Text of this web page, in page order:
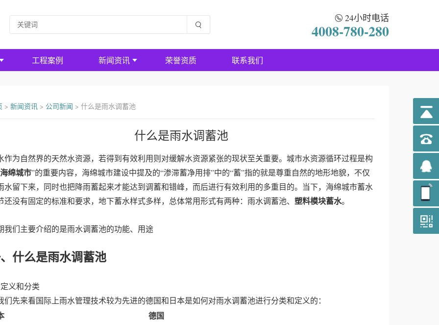
24小时电话
4008-780-280
工程案例 新闻资讯 荣誉资质 联系我们
> 新闻资讯> 公司新闻 > 什么是雨水调蓄池
什么是雨水调蓄池
作为自然界的天然水资源，若得到有效利用则对缓解水资源紧张的现状至关重要。城市水资源循环过程是构
海绵城市”的重要内容，海绵城市建设中提及的“渗滞蓄净用排”中的“蓄”指的就是尊重自然的地形地貌，不仅
水留下来，同时也把降雨蓄起来才能达到调蓄和错峰，而后进行有效利用的多重目的。当下，海绵城市蓄水
还没有固定的标准和要求，地下蓄水样式多样，总体常用形式有两种：雨水调蓄池、 塑料模块蓄水。
我们主要介绍的是雨水调蓄池的功能、用途
什么是雨水调蓄池
义和分类
们先来看国际上雨水管理技术较为先进的德国和日本是如何对雨水调蓄池进行分类和定义的：
德国